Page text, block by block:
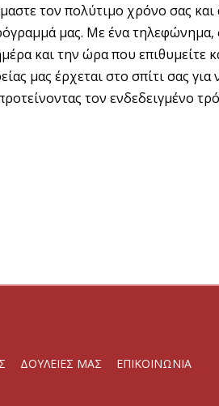
τον πολύτιμο χρόνο σας
μας. Με ένα τηλεφώνημα,
και την ώρα που επιθυμείτε
μας έρχεται στο σπίτι σας
τον ενδεδειγμένο
ΔΟΥΛΕΙΕΣ ΜΑΣ ΕΠΙΚΟΙΝΩΝΙΑ